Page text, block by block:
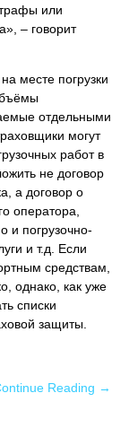
или
– говорит
месте погрузки
отдельными
могут
работ в
не договор
а договор о
оператора,
и погрузочно-
и т.д. Если
средствам,
однако, как уже
списки
защиты.
Reading →